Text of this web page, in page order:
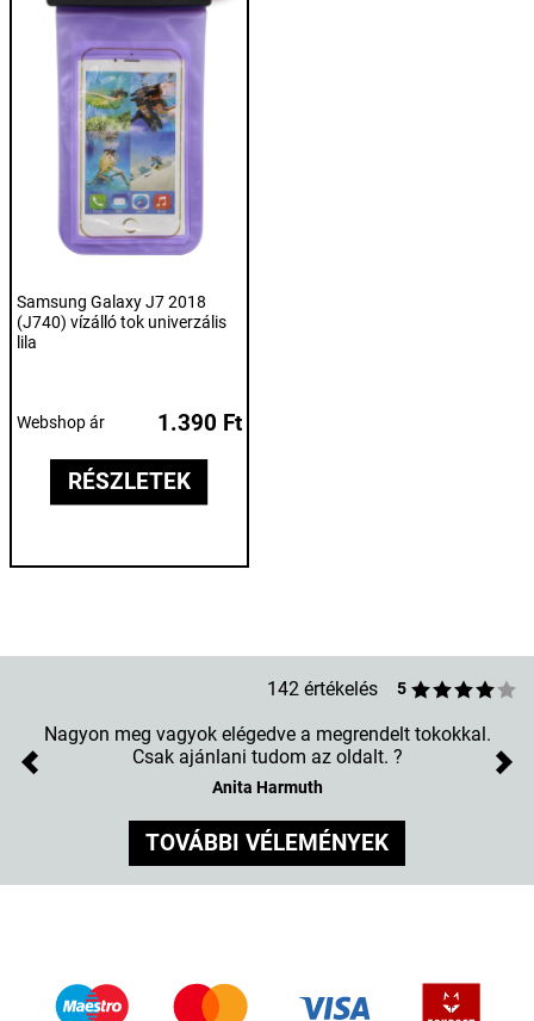
Samsung Galaxy J7 2018
(J740) vízálló tok univerzális
lila
Webshop ár 1.390 Ft
RÉSZLETEK
142 értékelés 5
Nagyon meg vagyok elégedve a megrendelt tokokkal.
Csak ajánlani tudom az oldalt. ?
Anita Harmuth
Previous
TOVÁBBI VÉLEMÉNYEK